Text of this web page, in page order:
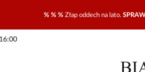
% % % Złap oddech na lato.